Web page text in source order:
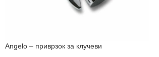
Angelo – приврзок за клучеви